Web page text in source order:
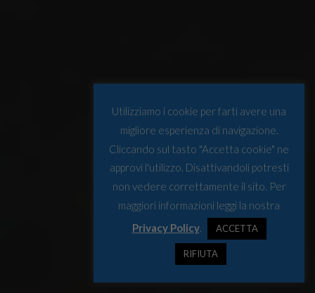
Utilizziamo i cookie per farti avere una
migliore esperienza di navigazione.
Cliccando sul tasto "Accetta cookie" ne
approvi l'utilizzo. Disattivandoli potresti
non vedere correttamente il sito. Per
maggiori informazioni leggi la nostra
Privacy Policy. ACCETTA
RIFIUTA